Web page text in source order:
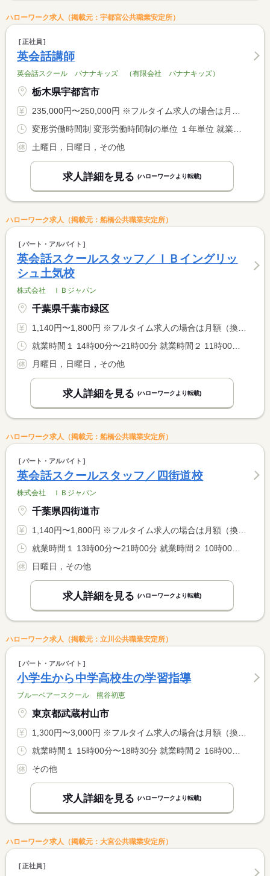
ハローワーク求人（掲載元：宇都宮公共職業安定所）
正社員
英会話講師
英会話スクール バナナキッズ （有限会社 バナナキッズ）
栃木県宇都宮市
235,000円〜250,000円 ※フルタイム求人の場合は月額（換算額）、パート求人の場合は時間額を表示しています。
変形労働時間制 変形労働時間制の単位 １年単位 就業時間１ 10時00分〜19時00分 就業時間２ 12時00分〜21時00分 又は 9時00分〜22時00分の時間の間の8時間程度
土曜日，日曜日，その他
求人詳細を見る (ハローワークより転載)
ハローワーク求人（掲載元：船橋公共職業安定所）
パート・アルバイト
英会話スクールスタッフ／ＩＢイングリッ
シュ土気校
株式会社 ＩＢジャパン
千葉県千葉市緑区
1,140円〜1,800円 ※フルタイム求人の場合は月額（換算額）、パート求人の場合は時間額を表示しています。
就業時間１ 14時00分〜21時00分 就業時間２ 11時00分〜19時00分 就業時間に関する特記事項 就業時間１は平日 <BR> 就業時間２は土曜日 <BR> ＊スケジュール変更により、時間変更の可能性あり <BR> 勤務曜日・時間は相談可
月曜日，日曜日，その他
求人詳細を見る (ハローワークより転載)
ハローワーク求人（掲載元：船橋公共職業安定所）
パート・アルバイト
英会話スクールスタッフ／四街道校
株式会社 ＩＢジャパン
千葉県四街道市
1,140円〜1,800円 ※フルタイム求人の場合は月額（換算額）、パート求人の場合は時間額を表示しています。
就業時間１ 13時00分〜21時00分 就業時間２ 10時00分〜18時00分 就業時間に関する特記事項 （１）は平日の勤務時間 <BR> （２）は土曜日の勤務時間 <BR> １日の勤務時間は６時間程度 <BR> 勤務曜日・時間は相談の上決定します
日曜日，その他
求人詳細を見る (ハローワークより転載)
ハローワーク求人（掲載元：立川公共職業安定所）
パート・アルバイト
小学生から中学高校生の学習指導
ブルーベアースクール 熊谷初恵
東京都武蔵村山市
1,300円〜3,000円 ※フルタイム求人の場合は月額（換算額）、パート求人の場合は時間額を表示しています。
就業時間１ 15時00分〜18時30分 就業時間２ 16時00分〜18時30分 就業時間３ 18時40分〜21時30分 就業時間に関する特記事項 就業時間（１）〜（３）のいずれか勤務できる方
その他
求人詳細を見る (ハローワークより転載)
ハローワーク求人（掲載元：大宮公共職業安定所）
正社員